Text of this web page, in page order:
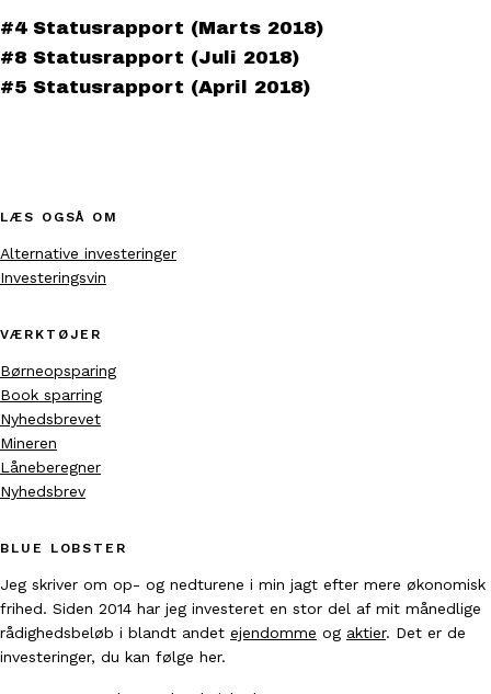
#4 Statusrapport (Marts 2018)
#8 Statusrapport (Juli 2018)
#5 Statusrapport (April 2018)
LÆS OGSÅ OM
Alternative investeringer
Investeringsvin
VÆRKTØJER
Børneopsparing
Book sparring
Nyhedsbrevet
Mineren
Låneberegner
Nyhedsbrev
BLUE LOBSTER
Jeg skriver om op- og nedturene i min jagt efter mere økonomisk
frihed. Siden 2014 har jeg investeret en stor del af mit månedlige
rådighedsbeløb i blandt andet ejendomme og aktier. Det er de
investeringer, du kan følge her.